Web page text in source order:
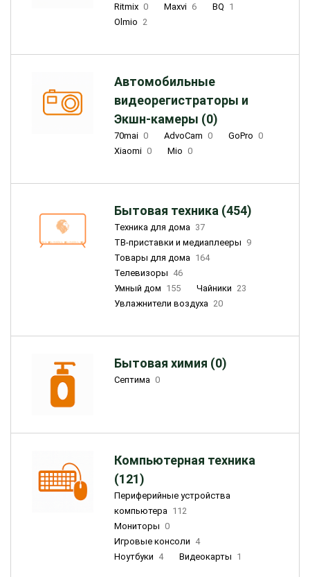
Ritmix 0 Maxvi 6 BQ 1
Olmio 2
Автомобильные
видеорегистраторы и
Экшн-камеры (0)
70mai 0 AdvoCam 0 GoPro 0
Xiaomi 0 Mio 0
Бытовая техника (454)
Техника для дома 37
ТВ-приставки и медиаплееры 9
Товары для дома 164
Телевизоры 46
Умный дом 155 Чайники 23
Увлажнители воздуха 20
Бытовая химия (0)
Септима 0
Компьютерная техника
(121)
Периферийные устройства
компьютера 112
Мониторы 0
Игровые консоли 4
Ноутбуки 4 Видеокарты 1